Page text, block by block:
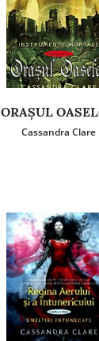
ORAŞUL
Cassandra Clare